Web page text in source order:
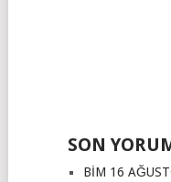
SON
BİM 16